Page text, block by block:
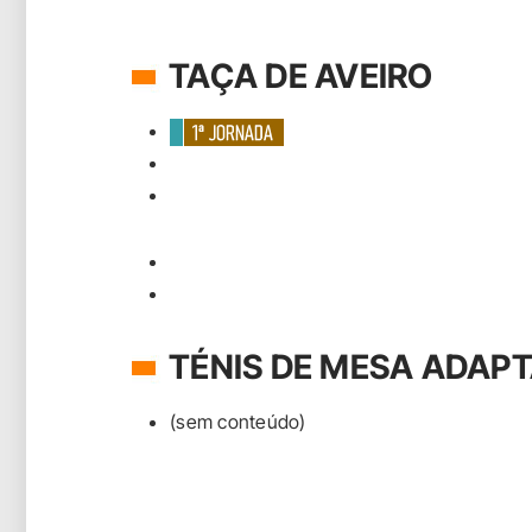
TAÇA DE AVEIRO
TÉNIS DE MESA
(sem conteúdo)